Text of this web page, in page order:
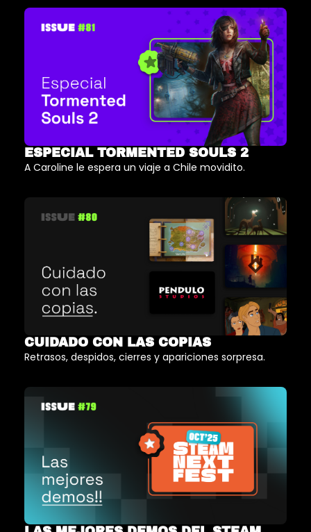
ESPECIAL TORMENTED SOULS 2
A Caroline le espera un viaje a Chile movidito.
CUIDADO CON LAS COPIAS
Retrasos, despidos, cierres y apariciones sorpresa.